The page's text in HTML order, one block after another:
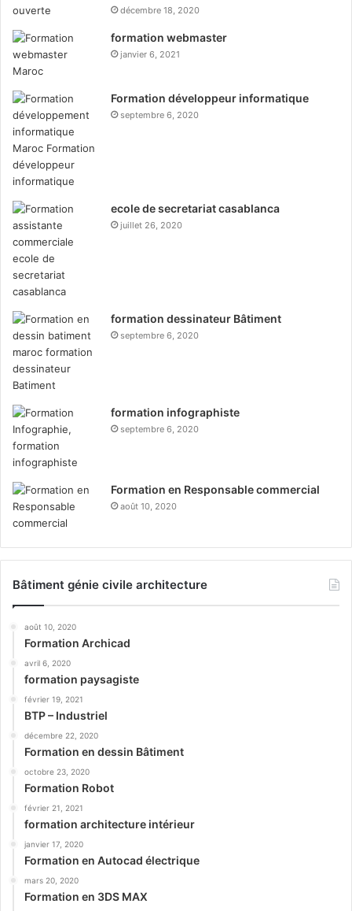
décembre 18, 2020
formation webmaster
janvier 6, 2021
Formation développeur informatique
septembre 6, 2020
ecole de secretariat casablanca
juillet 26, 2020
formation dessinateur Bâtiment
septembre 6, 2020
formation infographiste
septembre 6, 2020
Formation en Responsable commercial
août 10, 2020
Bâtiment génie civile architecture
août 10, 2020
Formation Archicad
avril 6, 2020
formation paysagiste
février 19, 2021
BTP – Industriel
décembre 22, 2020
Formation en dessin Bâtiment
octobre 23, 2020
Formation Robot
février 21, 2021
formation architecture intérieur
janvier 17, 2020
Formation en Autocad électrique
mars 20, 2020
Formation en 3DS MAX